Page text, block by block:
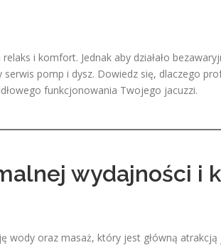
i komfort. Jednak aby działało
pomp i dysz. Dowiedz się, dlaczego
funkcjonowania Twojego jacuzzi.
wydajności i
wody oraz masaż, który jest główną atrakcją